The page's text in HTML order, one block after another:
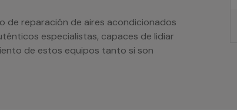
de reparación de aires acondicionados
especialistas, capaces de lidiar
de estos equipos tanto si son